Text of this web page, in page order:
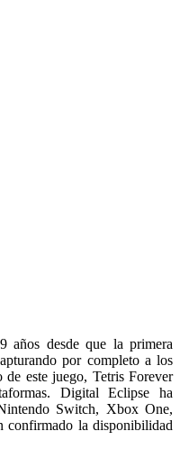
años desde que la primera
por completo a los
este juego, Tetris Forever
Digital Eclipse ha
Switch, Xbox One,
confirmado la disponibilidad